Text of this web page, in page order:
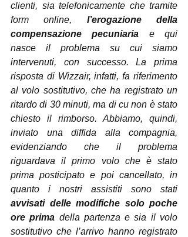
clienti, sia telefonicamente che tramite
form online, l’erogazione della
compensazione pecuniaria e qui
nasce il problema su cui siamo
intervenuti, con successo. La prima
risposta di Wizzair, infatti, fa riferimento
al volo sostitutivo, che ha registrato un
ritardo di 30 minuti, ma di cu non è stato
chiesto il rimborso. Abbiamo, quindi,
inviato una diffida alla compagnia,
evidenziando che il problema
riguardava il primo volo che è stato
prima posticipato e poi cancellato, in
avvisati delle modifiche solo poche
ore prima della partenza e sia il volo
sostitutivo che l’arrivo hanno registrato